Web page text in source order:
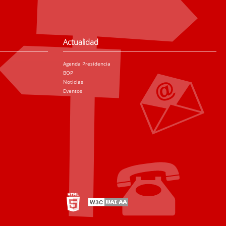
Actualidad
Agenda Presidencia
BOP
Noticias
Eventos